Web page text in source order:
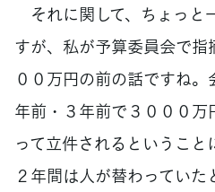
それに関して、ちょっと
すが、私が予算委員会で
００万円の前の話ですね
年前・３年前で３０００
って立件されるというこ
２年間は人が替わっていた